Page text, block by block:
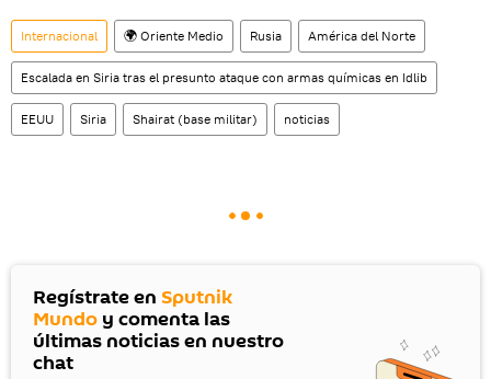
Internacional 🌍 Oriente Medio Rusia América del Norte
Escalada en Siria tras el presunto ataque con armas químicas en Idlib
EEUU Siria Shairat (base militar) noticias
Regístrate en Sputnik
Mundo y comenta las
últimas noticias en nuestro
chat